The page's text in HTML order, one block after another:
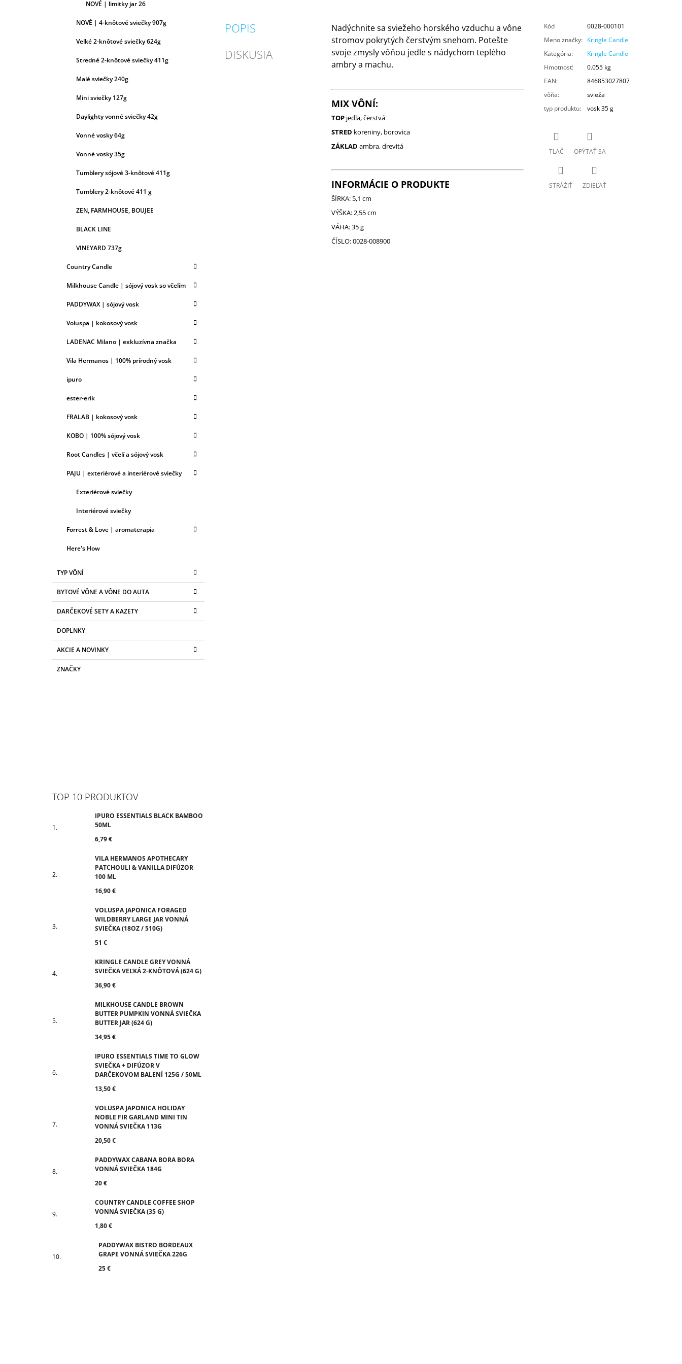
NOVÉ | limitky jar 26
NOVÉ | 4-knôtové sviečky 907g
Veľké 2-knôtové sviečky 624g
Stredné 2-knôtové sviečky 411g
Malé sviečky 240g
Mini sviečky 127g
Daylighty vonné sviečky 42g
Vonné vosky 64g
Vonné vosky 35g
Tumblery sójové 3-knôtové 411g
Tumblery 2-knôtové 411 g
ZEN, FARMHOUSE, BOUJEE
BLACK LINE
VINEYARD 737g
Country Candle
Milkhouse Candle | sójový vosk so včelím
PADDYWAX | sójový vosk
Voluspa | kokosový vosk
LADENAC Milano | exkluzívna značka
Vila Hermanos | 100% prírodný vosk
ipuro
ester-erik
FRALAB | kokosový vosk
KOBO | 100% sójový vosk
Root Candles | včelí a sójový vosk
PAJU | exteriérové a interiérové sviečky
Exteriérové sviečky
Interiérové sviečky
Forrest & Love | aromaterapia
Here's How
TYP VÔNÍ
BYTOVÉ VÔNE A VÔNE DO AUTA
DARČEKOVÉ SETY A KAZETY
DOPLNKY
AKCIE A NOVINKY
ZNAČKY
TOP 10 PRODUKTOV
IPURO ESSENTIALS BLACK BAMBOO
50ML
6,79 €
VILA HERMANOS APOTHECARY
PATCHOULI & VANILLA DIFÚZOR
100 ML
16,90 €
VOLUSPA JAPONICA FORAGED
WILDBERRY LARGE JAR VONNÁ
SVIEČKA (18OZ / 510G)
51 €
KRINGLE CANDLE GREY VONNÁ
SVIEČKA VEĽKÁ 2-KNÔTOVÁ (624 G)
36,90 €
MILKHOUSE CANDLE BROWN
BUTTER PUMPKIN VONNÁ SVIEČKA
BUTTER JAR (624 G)
34,95 €
IPURO ESSENTIALS TIME TO GLOW
SVIEČKA + DIFÚZOR V
DARČEKOVOM BALENÍ 125G / 50ML
13,50 €
VOLUSPA JAPONICA HOLIDAY
NOBLE FIR GARLAND MINI TIN
VONNÁ SVIEČKA 113G
20,50 €
PADDYWAX CABANA BORA BORA
VONNÁ SVIEČKA 184G
20 €
COUNTRY CANDLE COFFEE SHOP
VONNÁ SVIEČKA (35 G)
1,80 €
PADDYWAX BISTRO BORDEAUX
GRAPE VONNÁ SVIEČKA 226G
25 €
POPIS
DISKUSIA
Nadýchnite sa sviežeho horského vzduchu a vône
stromov pokrytých čerstvým snehom. Potešte
svoje zmysly vôňou jedle s nádychom teplého
ambry a machu.
MIX VÔNÍ:
TOPjedľa, čerstvá
STRED koreniny, borovica
ZÁKLAD ambra, drevitá
INFORMÁCIE O PRODUKTE
ŠÍRKA: 5,1 cm
VÝŠKA: 2,55 cm
VÁHA: 35 g
ČÍSLO: 0028-008900
Kód
0028-000101
Meno značky:
Kringle Candle
Kategória:
Kringle Candle
Hmotnosť:
0.055 kg
EAN:
846853027807
vôňa:
svieža
typ produktu: vosk 35 g
TLAČ OPÝTAŤ SA
STRÁŽIŤ ZDIEĽAŤ